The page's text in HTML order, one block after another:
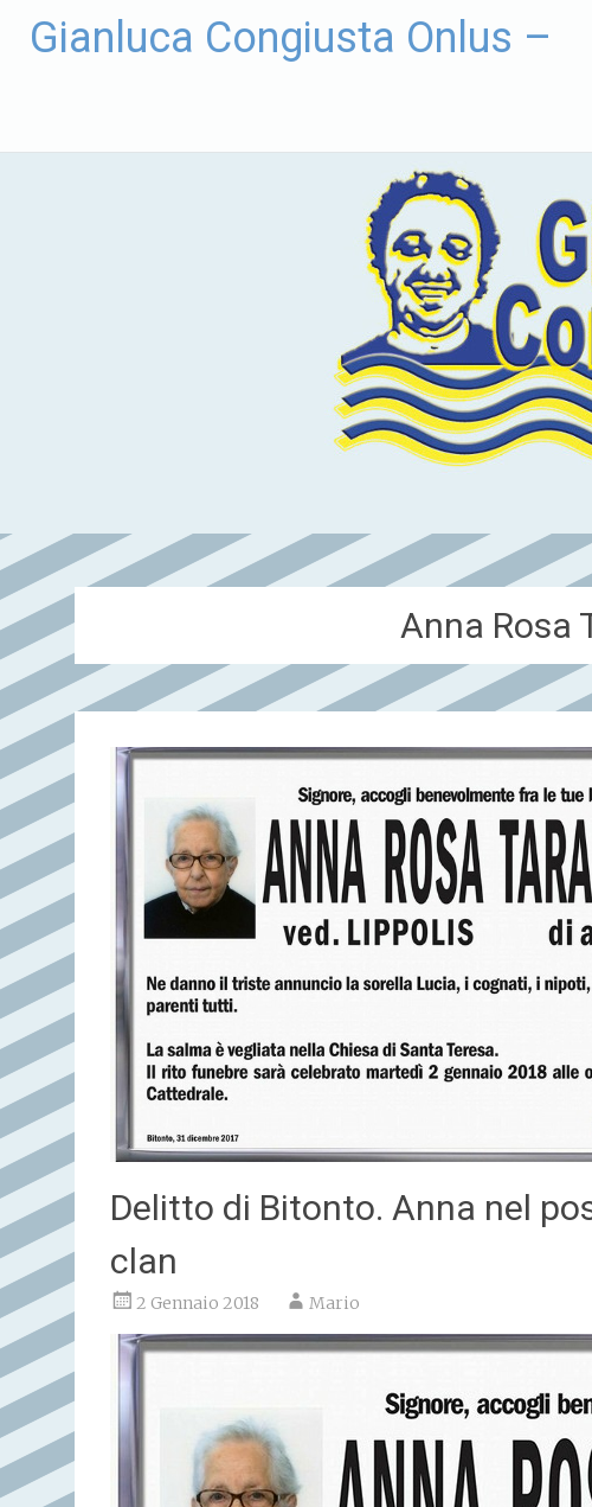
Gianluca Congiusta Onlus –
Anna Rosa
Delitto di Bitonto. Anna nel
clan
2 Gennaio 2018 Mario